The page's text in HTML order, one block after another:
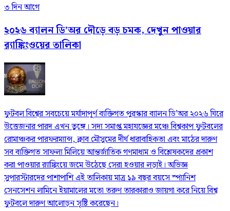
৩ দিন আগে
২০২৬ ব্যালন ডি’অর দৌড়ে বড় চমক, দেখুন পাওয়ার
র‍্যাঙ্কিংওয়ের তালিকা
ফুটবল বিশ্বের সবচেয়ে মর্যাদাপূর্ণ ব্যক্তিগত পুরস্কার ব্যালন ডি’অর ২০২৬ ঘিরে
উত্তেজনার পারদ এখন তুঙ্গে। সদ্য সমাপ্ত মহাযজ্ঞের মঞ্চে বিশ্বকাপ ফুটবলের
রোমাঞ্চকর পারফরম্যান্স, ক্লাব মৌসুমের দীর্ঘ ধারাবাহিকতা এবং মাঠের দারুণ
সব ব্যক্তিগত সাফল্য মিলিয়ে আন্তর্জাতিক গণমাধ্যম ও বিশ্লেষকদের প্রকাশ
করা পাওয়ার র‍্যাঙ্কিংয়ে জমে উঠেছে সেরা হওয়ার লড়াই। অভিজ্ঞ
সুপারস্টারদের পাশাপাশি এই তালিকায় মাত্র ১৯ বছর বয়সে স্প্যানিশ
সেনসেশন লামিনে ইয়ামালের মতো তরুণ তারকারাও জায়গা করে নিয়ে বিশ্ব
ফুটবলে দারুণ আলোড়ন সৃষ্টি করেছেন।